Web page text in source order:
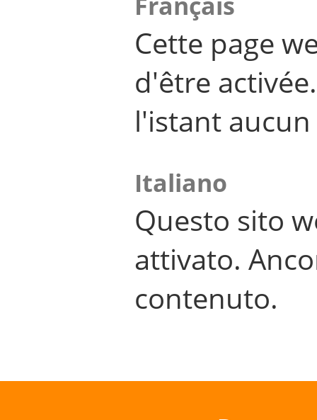
Cette page
d'être
l'istant
Italiano
Questo sito
attivato.
contenuto.